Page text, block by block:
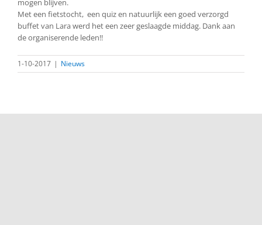
mogen blijven.
Met een fietstocht, een quiz en natuurlijk een goed verzorgd
buffet van Lara werd het een zeer geslaagde middag. Dank aan
de organiserende leden!!
1-10-2017 | Nieuws